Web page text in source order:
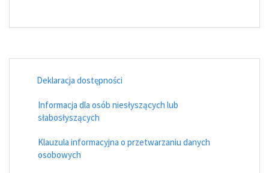
Deklaracja dostępności
Informacja dla osób niesłyszących lub
słabosłyszących
Klauzula informacyjna o przetwarzaniu danych
osobowych